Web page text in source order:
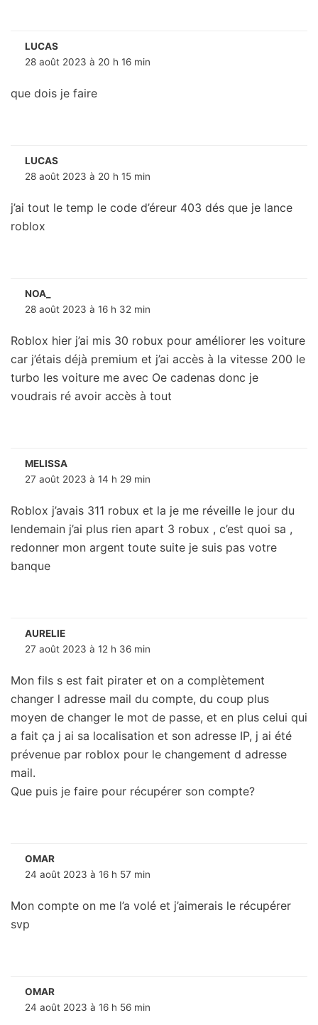
LUCAS
28 août 2023 à 20 h 16 min
que dois je faire
LUCAS
28 août 2023 à 20 h 15 min
j’ai tout le temp le code d’éreur 403 dés que je lance
roblox
NOA_
28 août 2023 à 16 h 32 min
Roblox hier j’ai mis 30 robux pour améliorer les voiture
car j’étais déjà premium et j’ai accès à la vitesse 200 le
turbo les voiture me avec Oe cadenas donc je
voudrais ré avoir accès à tout
MELISSA
27 août 2023 à 14 h 29 min
Roblox j’avais 311 robux et la je me réveille le jour du
lendemain j’ai plus rien apart 3 robux , c’est quoi sa ,
redonner mon argent toute suite je suis pas votre
banque
AURELIE
27 août 2023 à 12 h 36 min
Mon fils s est fait pirater et on a complètement
changer l adresse mail du compte, du coup plus
moyen de changer le mot de passe, et en plus celui qui
a fait ça j ai sa localisation et son adresse IP, j ai été
prévenue par roblox pour le changement d adresse
mail.
Que puis je faire pour récupérer son compte?
OMAR
24 août 2023 à 16 h 57 min
Mon compte on me l’a volé et j’aimerais le récupérer
svp
OMAR
24 août 2023 à 16 h 56 min